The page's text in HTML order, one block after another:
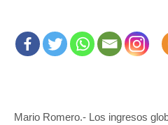
Mario Romero.- Los ingresos